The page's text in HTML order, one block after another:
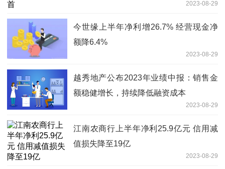
2023-08-29
今世缘上半年净利增26.7% 经营现金净
额降6.4%
2023-08-29
越秀地产公布2023年业绩中报：销售金
额稳健增长，持续降低融资成本
2023-08-29
江南农商行上半年净利25.9亿元 信用减
值损失降至19亿
2023-08-29